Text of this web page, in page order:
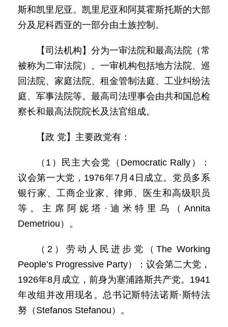
斯和凯里尼亚。凯里尼亚和阿莫霍斯托斯的大部
分及尼科西亚的一部分由土族控制。
【司法机构】分为一审法院和最高法院（常
被称为二审法院）。一审机构包括地方法院、巡
回法院、家庭法院、租金管制法庭、工业纠纷法
庭、军事法院等。最高司法理事会由共和国总检
察长和最高法院院长及法官组成。
【政 党】主要政党有：
（1）民主大会党（Democratic Rally）：
议会第一大党，1976年7月4日成立。党员多系
银行家、工商企业家、律师、医生和高级职员
等。主席阿妮塔·迪米特里乌（Annita
Demetriou）。
（2）劳动人民进步党（The Working
People’s Progressive Party）：议会第二大党，
1926年8月成立，前身为塞浦路斯共产党。1941
年改组并改用现名。总书记斯特法诺斯·斯特法
努（Stefanos Stefanou）。